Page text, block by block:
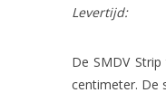
Levertijd:
De SMDV
centimeter. De